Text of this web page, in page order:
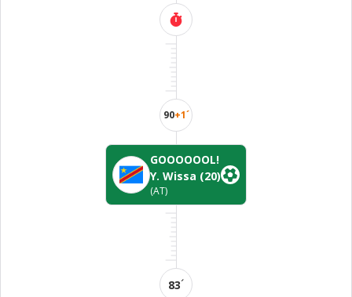
90+1´
GOOOOOOL!
Y. Wissa (20)
(AT)
83´